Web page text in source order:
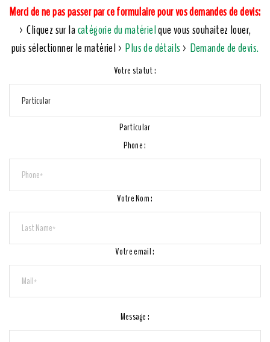
Merci de ne pas passer par ce formulaire pour vos demandes de devis:
> Cliquez sur lacatégorie du matérielque vous souhaitez louer,
puis sélectionner le matériel >Plus de détails > Demande de devis.
Votre statut :
Particular
Phone :
Votre Nom :
Votre email :
Message :